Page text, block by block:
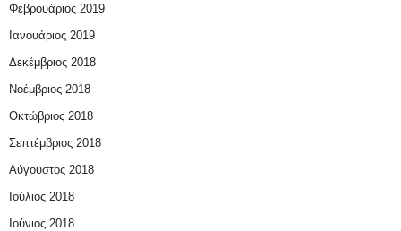
Φεβρουάριος 2019
Ιανουάριος 2019
Δεκέμβριος 2018
Νοέμβριος 2018
Οκτώβριος 2018
Σεπτέμβριος 2018
Αύγουστος 2018
Ιούλιος 2018
Ιούνιος 2018